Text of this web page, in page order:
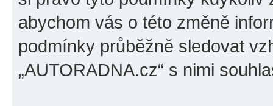
abychom vás o této změně
podmínky průběžně sledovat
„AUTORADNA.cz“ s nimi